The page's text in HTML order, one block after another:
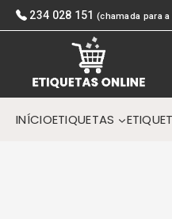
Skip
to
234 028 151 (chamada para
INÍCIOETIQUETAS